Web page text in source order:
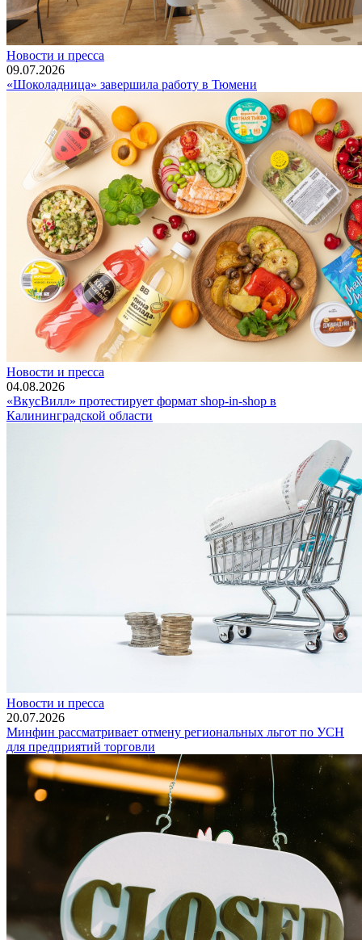
Новости и пресса
09.07.2026
«Шоколадница» завершила работу в Тюмени
Новости и пресса
04.08.2026
«ВкусВилл» протестирует формат shop-in-shop в
Калининградской области
Новости и пресса
20.07.2026
Минфин рассматривает отмену региональных льгот по УСН
для предприятий торговли